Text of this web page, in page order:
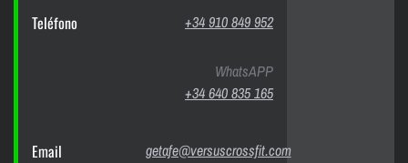
Teléfono +34 910 849 952
WhatsAPP
+34 640 835 165
Email getafe@versuscrossfit.com